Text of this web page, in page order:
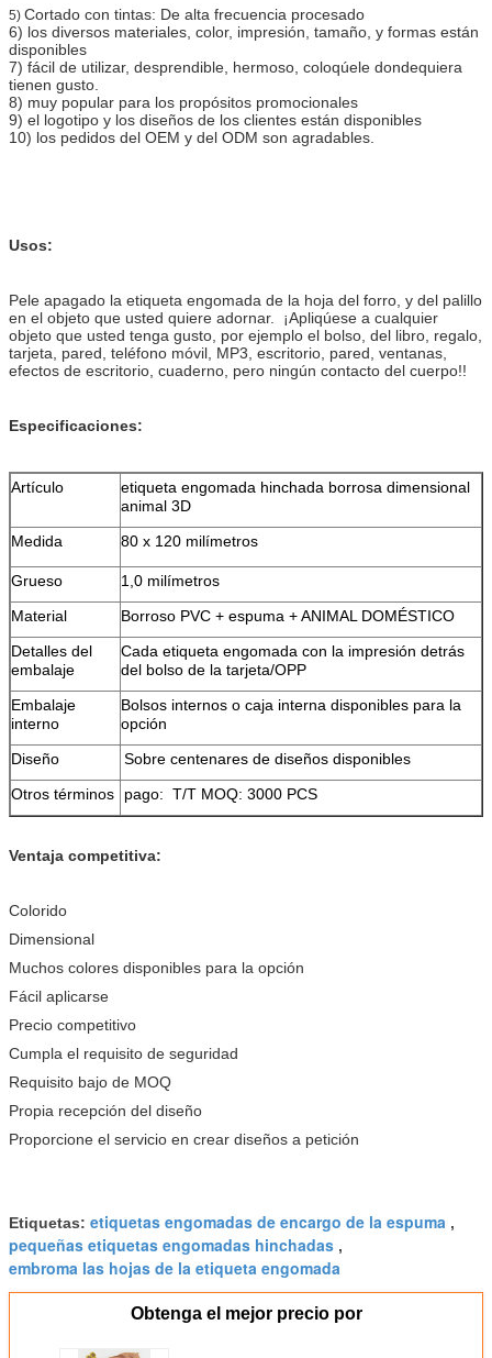
5) Cortado con tintas: De alta frecuencia procesado
6) los diversos materiales, color, impresión, tamaño, y formas están
disponibles
7) fácil de utilizar, desprendible, hermoso, coloqúele dondequiera
tienen gusto.
8) muy popular para los propósitos promocionales
9) el logotipo y los diseños de los clientes están disponibles
10) los pedidos del OEM y del ODM son agradables.
Usos:
Pele apagado la etiqueta engomada de la hoja del forro, y del palillo
en el objeto que usted quiere adornar. ¡Apliqúese a cualquier
objeto que usted tenga gusto, por ejemplo el bolso, del libro, regalo,
tarjeta, pared, teléfono móvil, MP3, escritorio, pared, ventanas,
efectos de escritorio, cuaderno, pero ningún contacto del cuerpo!!
Especificaciones:
Artículo
etiqueta engomada hinchada borrosa dimensional
animal 3D
Medida
80 x 120 milímetros
Grueso
1,0 milímetros
Material
Borroso PVC + espuma + ANIMAL DOMÉSTICO
Detalles del
embalaje
Cada etiqueta engomada con la impresión detrás
del bolso de la tarjeta/OPP
Embalaje
interno
Bolsos internos o caja interna disponibles para la
opción
Diseño
Sobre centenares de diseños disponibles
Otros términos
pago: T/T MOQ: 3000 PCS
Ventaja competitiva:
Colorido
Dimensional
Muchos colores disponibles para la opción
Fácil aplicarse
Precio competitivo
Cumpla el requisito de seguridad
Requisito bajo de MOQ
Propia recepción del diseño
Proporcione el servicio en crear diseños a petición
Etiquetas: etiquetas engomadas de encargo de la espuma ,
pequeñas etiquetas engomadas hinchadas ,
embroma las hojas de la etiqueta engomada
Obtenga el mejor precio por